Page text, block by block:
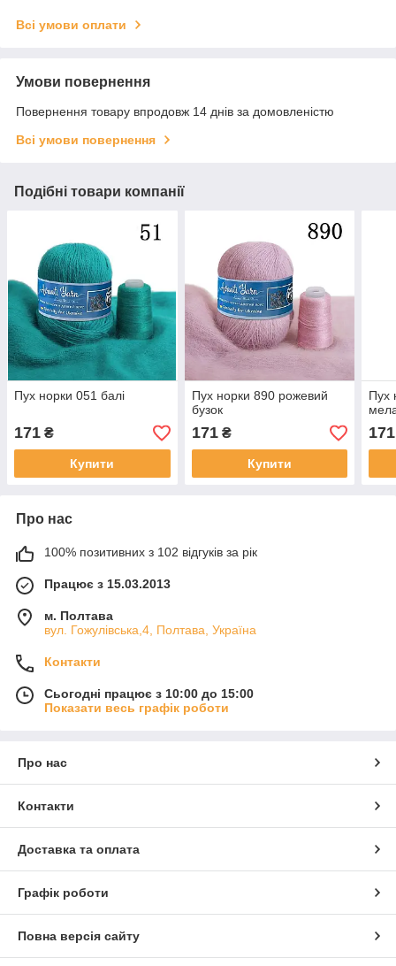
Всі умови оплати
Умови повернення
Повернення товару впродовж 14 днів за домовленістю
Всі умови повернення
Подібні товари компанії
Пух норки 051 балі
171 ₴
Купити
Пух норки 890 рожевий
бузок
171₴
Купити
Пух
171
Про нас
100% позитивних з 102 відгуків за рік
Працює з 15.03.2013
м. Полтава
вул. Гожулівська,4, Полтава, Україна
Контакти
Сьогодні працює з 10:00 до 15:00
Показати весь графік роботи
Про нас
Контакти
Доставка та оплата
Графік роботи
Повна версія сайту